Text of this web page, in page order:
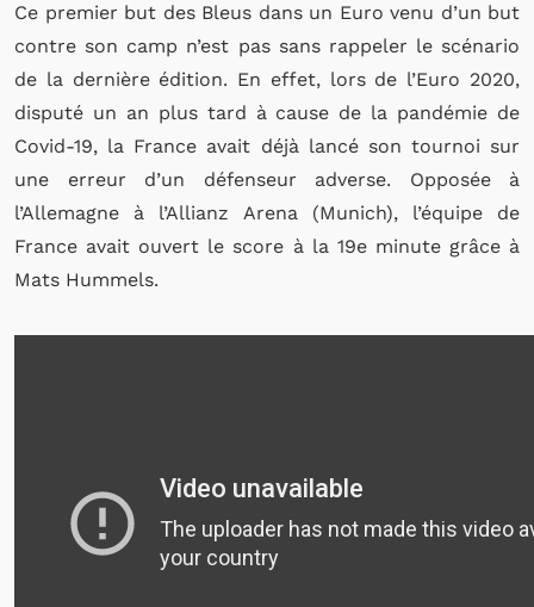
Ce premier but des Bleus dans un Euro venu d’un but
contre son camp n’est pas sans rappeler le scénario
de la dernière édition. En effet, lors de l’Euro 2020,
disputé un an plus tard à cause de la pandémie de
Covid-19, la France avait déjà lancé son tournoi sur
une erreur d’un défenseur adverse. Opposée à
l’Allemagne à l’Allianz Arena (Munich), l’équipe de
France avait ouvert le score à la 19e minute grâce à
Mats Hummels.